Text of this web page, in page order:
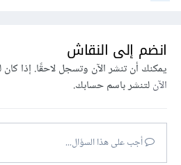
انضم إلى النقاش
يمكنك أن تنشر الآن وتسجل لاحقًا. إذا
الآنلتنشر باسم حسابك.
أجب على هذا السؤال...